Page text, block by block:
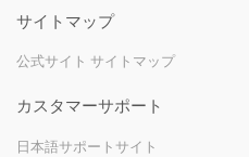
サイトマップ
公式サイト サイトマップ
カスタマーサポート
日本語サポートサイト